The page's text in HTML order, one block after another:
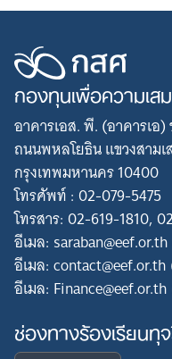
กองทุนเพื่อความเ
อาคารเอส. พี. (อาคารเอ
ถนนพหลโยธิน แขวงสาม
กรุงเทพมหานคร 10400
โทรศัพท์ : 02-079-5475
โทรสาร: 02-619-1810,
อีเมล:
อีเมล:
อีเมล:
ช่องทางร้องเรียนทุ